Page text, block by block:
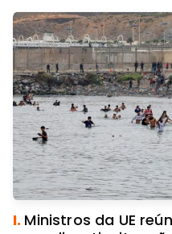
I. Ministros da UE